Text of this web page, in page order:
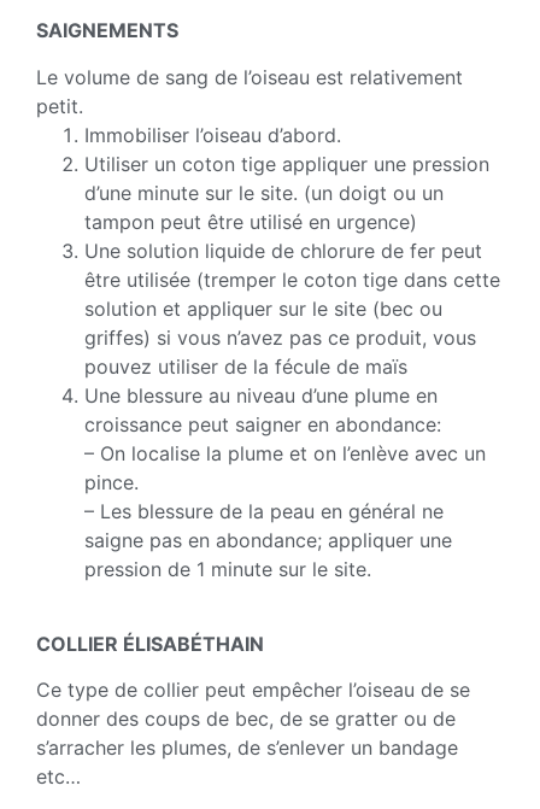
SAIGNEMENTS
Le volume de sang de l’oiseau est relativement
petit.
Immobiliser l’oiseau d’abord.
Utiliser un coton tige appliquer une pression
d’une minute sur le site. (un doigt ou un
tampon peut être utilisé en urgence)
Une solution liquide de chlorure de fer peut
être utilisée (tremper le coton tige dans cette
solution et appliquer sur le site (bec ou
griffes) si vous n’avez pas ce produit, vous
pouvez utiliser de la fécule de maïs
Une blessure au niveau d’une plume en
croissance peut saigner en abondance:
– On localise la plume et on l’enlève avec un
pince.
– Les blessure de la peau en général ne
saigne pas en abondance; appliquer une
pression de 1 minute sur le site.
COLLIER ÉLISABÉTHAIN
Ce type de collier peut empêcher l’oiseau de se
donner des coups de bec, de se gratter ou de
s’arracher les plumes, de s’enlever un bandage
etc…